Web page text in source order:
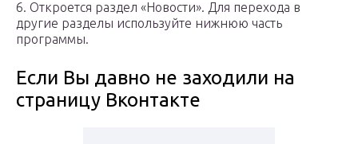
6. Откроется раздел «Новости». Для перехода в
другие разделы используйте нижнюю часть
программы.
Если Вы давно не заходили на
страницу Вконтакте